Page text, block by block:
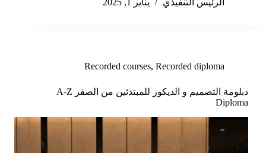
الرئيس التنفيذي يناير 1, 2025
Recorded courses, Recorded diploma
دبلومة التصميم و الديكور للمبتدئين من الصفر A-Z
Diploma